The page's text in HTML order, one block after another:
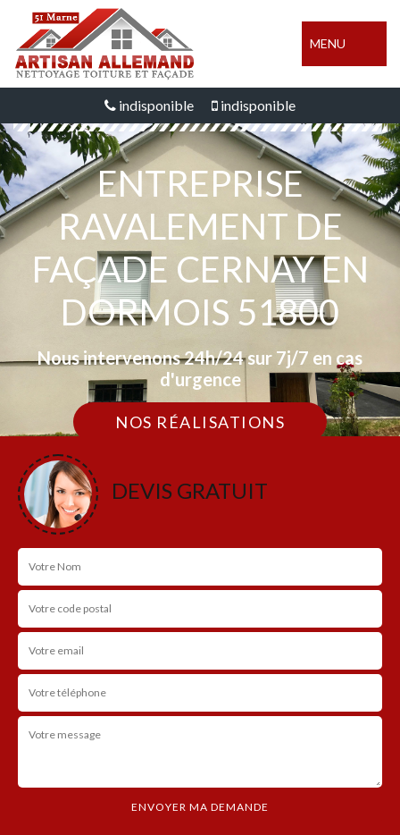
MENU
indisponible indisponible
ENTREPRISE
RAVALEMENT DE
FAÇADE CERNAY EN
DORMOIS 51800
Nous intervenons 24h/24 sur 7j/7 en cas
d'urgence
NOS RÉALISATIONS
DEVIS GRATUIT